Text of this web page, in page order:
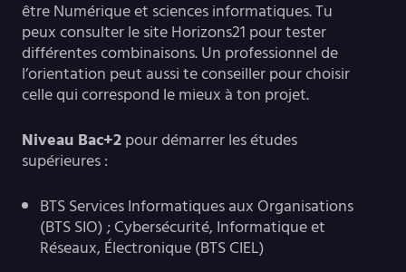
être Numérique et sciences informatiques. Tu
peux consulter le site Horizons21 pour tester
différentes combinaisons. Un professionnel de
l’orientation peut aussi te conseiller pour choisir
celle qui correspond le mieux à ton projet.
Niveau Bac+2pour démarrer les études
supérieures :
BTS Services Informatiques aux Organisations
(BTS SIO) ; Cybersécurité, Informatique et
Réseaux, Électronique (BTS CIEL)